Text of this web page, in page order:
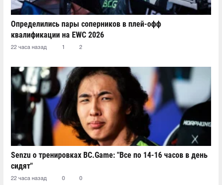
Определились пары соперников в плей-офф
квалификации на EWC 2026
22 часа назад 1 2
Senzu о тренировках BC.Game: "Все по 14-16 часов в день
сидят"
22 часа назад 0 0